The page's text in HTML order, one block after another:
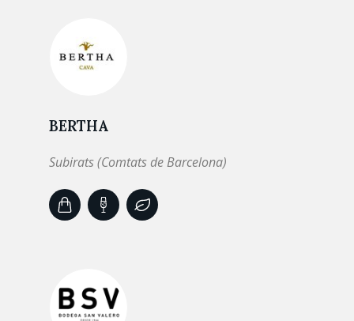
BERTHA
Subirats (Comtats de Barcelona)